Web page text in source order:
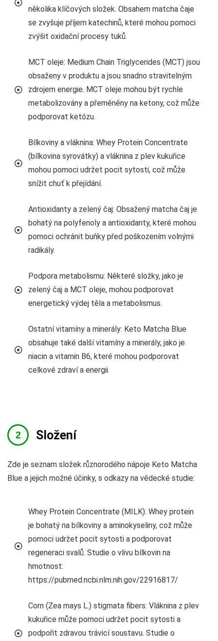
několika klíčových složek. Obsahem matcha čaje
se zvyšuje příjem katechinů, které mohou pomoci
zvýšit oxidační procesy tuků.
MCT oleje: Medium Chain Triglycerides (MCT) jsou
obsaženy v produktu a jsou snadno stravitelným
zdrojem energie. MCT oleje mohou být rychle
metabolizovány a přeměněny na ketony, což může
podporovat ketózu.
Bílkoviny a vláknina: Whey Protein Concentrate
(bílkovina syrovátky) a vláknina z plev kukuřice
mohou pomoci udržet pocit sytosti, což může
snížit chuť k přejídání.
Antioxidanty a zelený čaj: Obsažený matcha čaj je
bohatý na polyfenoly a antioxidanty, které mohou
pomoci ochránit buňky před poškozením volnými
radikály.
Podpora metabolismu: Některé složky, jako je
zelený čaj a MCT oleje, mohou podporovat
energetický výdej těla a metabolismus.
Ostatní vitamíny a minerály: Keto Matcha Blue
obsahuje také další vitamíny a minerály, jako je
niacin a vitamin B6, které mohou podporovat
celkové zdraví a energii.
Složení
Zde je seznam složek různorodého nápoje Keto Matcha
Blue a jejich možné účinky, s odkazy na vědecké studie:
Whey Protein Concentrate (MILK): Whey protein
je bohatý na bílkoviny a aminokyseliny, což může
pomoci udržet pocit sytosti a podporovat
regeneraci svalů. Studie o vlivu bílkovin na
hmotnost:
https://pubmed.ncbi.nlm.nih.gov/22916817/
Corn (Zea mays L.) stigmata fibers: Vláknina z plev
kukuřice může pomoci udržet pocit sytosti a
podpořit zdravou trávicí soustavu. Studie o